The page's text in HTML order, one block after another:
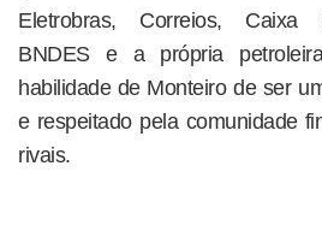
Eletrobras, Correios, Caixa
BNDES e a própria
habilidade de Monteiro de ser
e respeitado pela comunidade
rivais.